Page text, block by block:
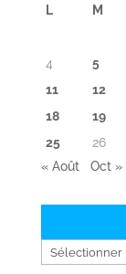
L M
4
5
11
12
18
19
25
26
« Août
Oct »
Archives